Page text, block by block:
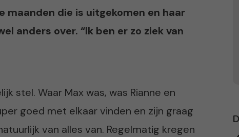
maanden die is uitgekomen en haar
anders over. “Ik ben er zo ziek van
stel. Waar Max was, was Rianne en
goed met elkaar vinden en zijn graag
van alles van. Regelmatig kregen